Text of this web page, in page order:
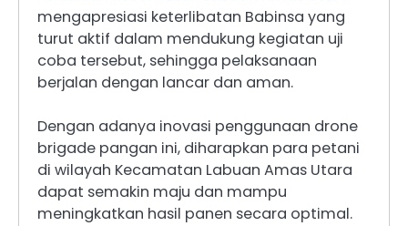
mengapresiasi keterlibatan Babinsa yang
turut aktif dalam mendukung kegiatan uji
coba tersebut, sehingga pelaksanaan
berjalan dengan lancar dan aman.
Dengan adanya inovasi penggunaan drone
brigade pangan ini, diharapkan para petani
di wilayah Kecamatan Labuan Amas Utara
dapat semakin maju dan mampu
meningkatkan hasil panen secara optimal.